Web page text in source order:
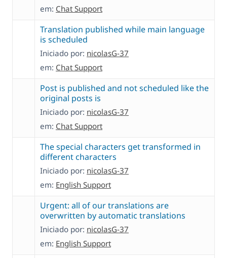
em: Chat Support
Translation published while main language
is scheduled
Iniciado por: nicolasG-37
em: Chat Support
Post is published and not scheduled like the
original posts is
Iniciado por: nicolasG-37
em: Chat Support
The special characters get transformed in
different characters
Iniciado por: nicolasG-37
em: English Support
Urgent: all of our translations are
overwritten by automatic translations
Iniciado por: nicolasG-37
em: English Support